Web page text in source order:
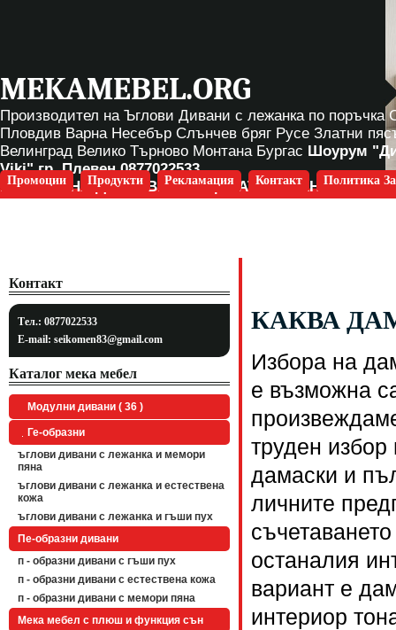
MEKAMEBEL.ORG
Производител на Ъглови Дивани с лежанка по поръчка
Пловдив Варна Несебър Слънчев бряг Русе Златни
Велинград Велико Търново Монтана Бургас Шоурум
Viki" гр. Плевен0877022533
БЕЗПЛАТНА ДОСТАВКА ЗА ЦЯЛАТА СТРАНА
Промоции Продукти Рекламация Контакт Политика
Контакт
Тел.: 0877022533
E-mail: seikomen83@gmail.com
Каталог мека мебел
Модулни дивани ( 36 )
Ге-образни
ъглови дивани с лежанка и мемори
пяна
ъглови дивани с лежанка и естествена
кожа
ъглови дивани с лежанка и гъши пух
Пе-образни дивани
п - образни дивани с гъши пух
п - образни дивани с естествена кожа
п - образни дивани с мемори пяна
Мека мебел с плюш и функция сън
КАКВА
Избора на
е възможна
труден
дамаски и
личните
останалия
вариант е
интериор